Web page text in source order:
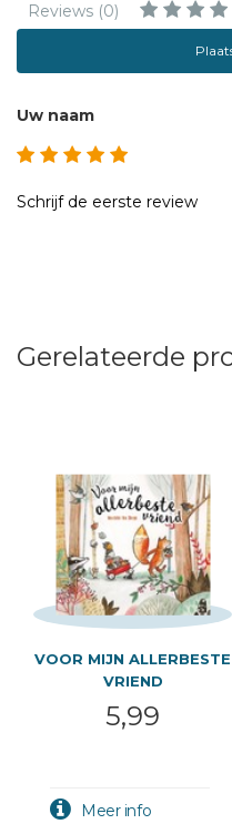
Reviews (0)
Uw naam
Schrijf de eerste review
Gerelateerde
VOOR MIJN ALLERBESTE
VRIEND
5,99